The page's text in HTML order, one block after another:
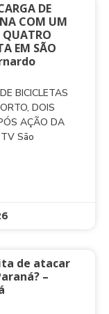
DE
COM UM
QUATRO
EM SÃO
BICICLETAS
DOIS
AÇÃO DA
São
de atacar
–